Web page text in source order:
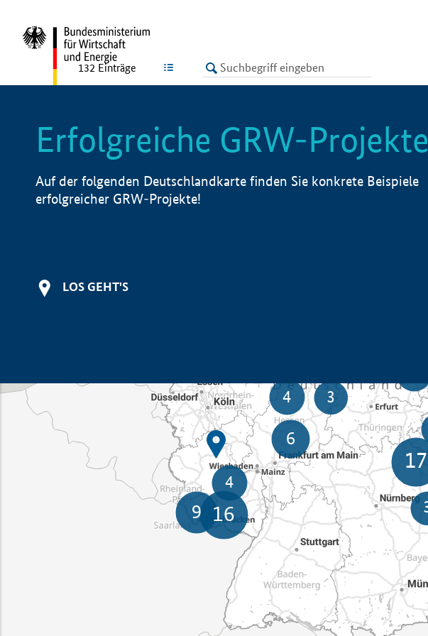
LISTE
132 Einträge
Erfolgreiche GRW-Projekte
Auf der folgenden Deutschlandkarte finden Sie konkrete Beispiele
erfolgreicher GRW-Projekte!
LOS GEHT'S